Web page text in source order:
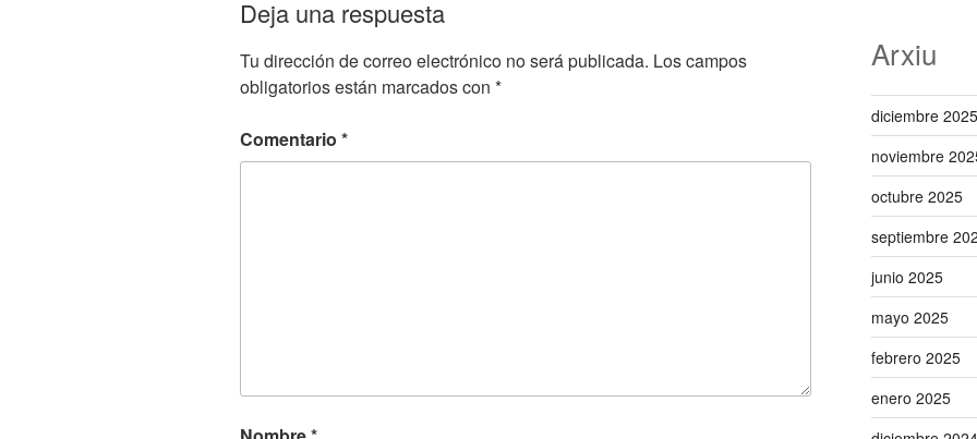
Deja una respuesta
Tu dirección de correo electrónico no será publicada. Los campos
obligatorios están marcados con *
Comentario *
Arxiu
diciembre 2025
noviembre
octubre 2025
septiembre
junio 2025
mayo 2025
febrero 2025
enero 2025